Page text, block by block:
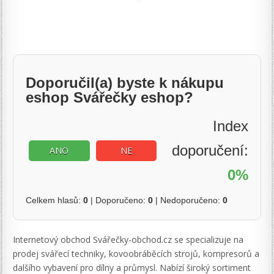
Doporučil(a) byste k nákupu
eshop Svářečky eshop?
ANO NE
Index
doporučení:
0%
Celkem hlasů:0 | Doporučeno:0 | Nedoporučeno:0
Internetový obchod Svářečky-obchod.cz se specializuje na
prodej svářecí techniky, kovoobráběcích strojů, kompresorů a
dalšího vybavení pro dílny a průmysl. Nabízí široký sortiment